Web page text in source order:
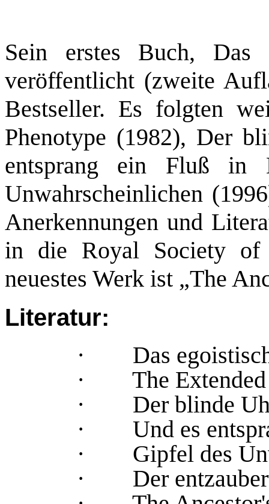
Sein erstes Buch, Das
veröffentlicht (zweite
Bestseller. Es folgten
Phenotype (1982), Der
entsprang ein Fluß in
Unwahrscheinlichen
Anerkennungen und
in die Royal Society of
neuestes Werk ist „The
Literatur:
·
Das
·
The
·
Der blinde
·
Und es
·
Gipfel des
·
Der